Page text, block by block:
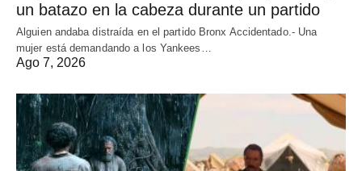
un batazo en la cabeza durante un partido
Alguien andaba distraída en el partido Bronx Accidentado.- Una
mujer está demandando a los Yankees…
Ago 7, 2026